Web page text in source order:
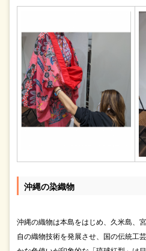
沖縄の染織物
沖縄の織物は本島をはじめ、久米島、
自の織物技術を発展させ、国の伝統工